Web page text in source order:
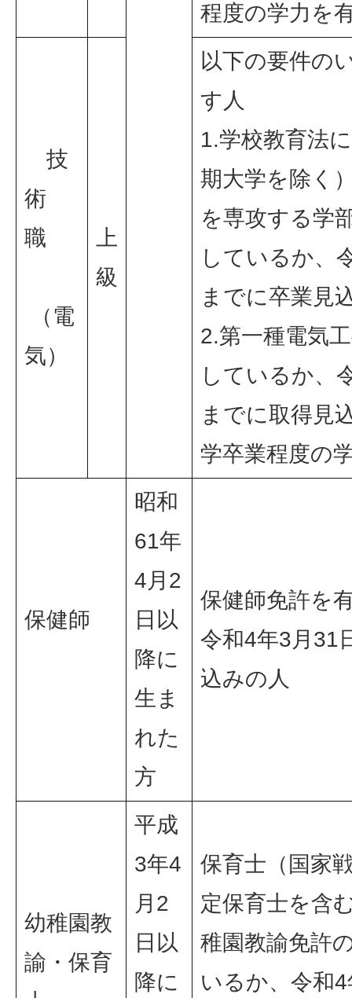
程度の学力を
技
術
職
（電
気）
上
級
以下の要件の
す人
1.学校教育法
期大学を除く
を専攻する学
しているか、
までに卒業見
2.第一種電気
しているか、
までに取得見
学卒業程度の
保健師
昭和
61年
4月2
日以
降に
生ま
れた
方
保健師免許を
令和4年3月31
込みの人
幼稚園教
諭・保育
平成
3年4
月2
日以
降に
保育士（国家
定保育士を含
稚園教諭免許
いるか、令和